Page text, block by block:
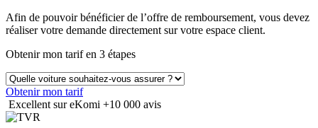
Afin de pouvoir bénéficier de l’offre de remboursement, vous devez
réaliser votre demande directement sur votre espace client.
Obtenir mon tarif en 3 étapes
Obtenir mon tarif
Excellent sur eKomi +10 000 avis